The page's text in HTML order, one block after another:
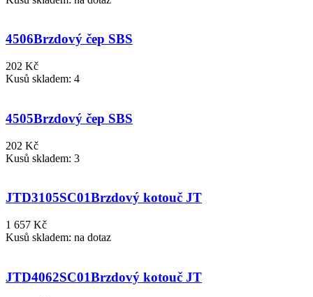
4506Brzdový čep SBS
202 Kč
Kusů skladem: 4
4505Brzdový čep SBS
202 Kč
Kusů skladem: 3
JTD3105SC01Brzdový kotouč JT
1 657 Kč
Kusů skladem: na dotaz
JTD4062SC01Brzdový kotouč JT